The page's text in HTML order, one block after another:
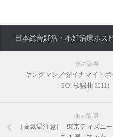
日本総合妊活・不妊治療ホス
次の記事
ヤングマン／ダイナマイトポ
GO! 歌謡曲 2011）
前の記事
[高気温注意] 東京ディズニー